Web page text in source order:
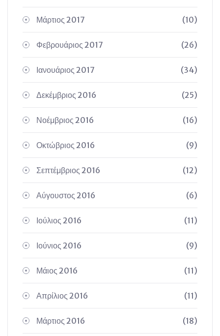
Μάρτιος 2017 (10)
Φεβρουάριος 2017 (26)
Ιανουάριος 2017 (34)
Δεκέμβριος 2016 (25)
Νοέμβριος 2016 (16)
Οκτώβριος 2016 (9)
Σεπτέμβριος 2016 (12)
Αύγουστος 2016 (6)
Ιούλιος 2016 (11)
Ιούνιος 2016 (9)
Μάιος 2016 (11)
Απρίλιος 2016 (11)
Μάρτιος 2016 (18)